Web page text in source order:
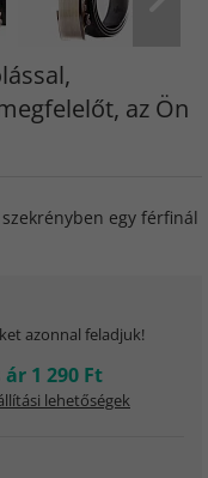
az Ön
egy férfinál
azonnal feladjuk!
ár 1 290 Ft
lehetőségek